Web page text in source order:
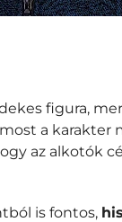
figura,
a
az alkotók
is fontos,